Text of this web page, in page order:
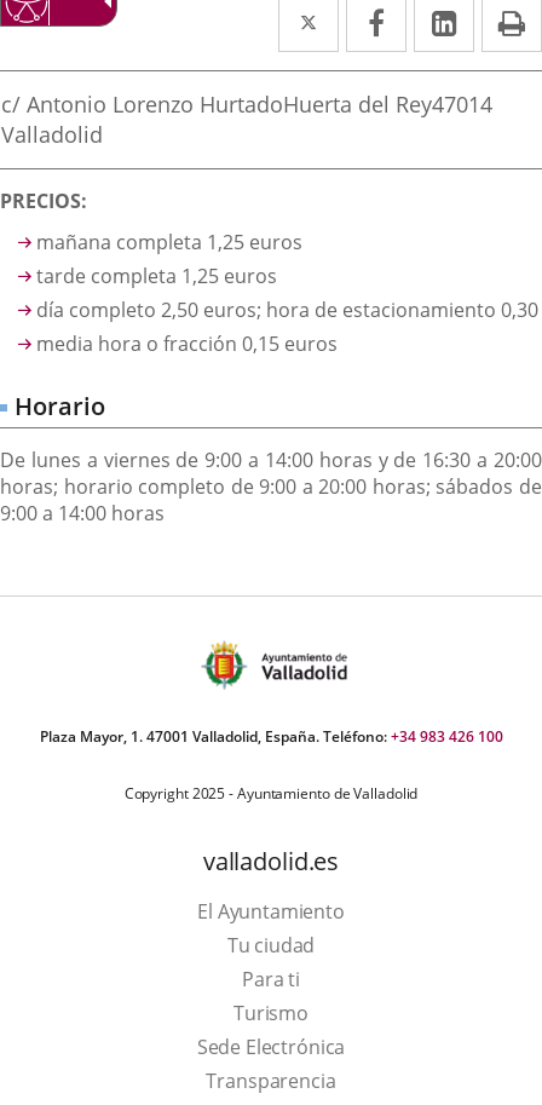
Twitter
Enlace
a
una
externa.
Facebook
Enlace
a
una
externa.
Enlace
a
una
Postal
address
c/ Antonio Lorenzo HurtadoHuerta del Rey47014
Valladolid
Descripción
PRECIOS:
mañana completa 1,25 euros
tarde completa 1,25 euros
día completo 2,50 euros; hora de estacionamiento 0,30
media hora o fracción 0,15 euros
Horario
De lunes a viernes de 9:00 a 14:00 horas y de 16:30 a 20:00
horas; horario completo de 9:00 a 20:00 horas; sábados de
9:00 a 14:00 horas
Plaza Mayor, 1. 47001 Valladolid, España. Teléfono:+34 983 426 100
Copyright 2025 - Ayuntamiento de Valladolid
valladolid.es
El Ayuntamiento
Tu ciudad
Para ti
TurismoThis
link
will
Sede Electrónica
Transparencia